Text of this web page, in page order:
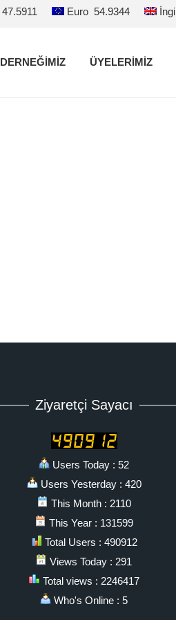
47.5911 Euro 54.9344
DERNEĞİMİZ ÜYELERİMİZ
Ziyaretçi Sayacı
Users Today : 52
Users Yesterday : 420
This Month : 2110
This Year : 131599
Total Users : 490912
Views Today : 291
Total views : 2246417
Who's Online : 5